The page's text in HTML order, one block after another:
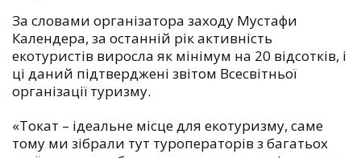
За словами організатора заходу Мустафи
Календера, за останній рік активність
екотуристів виросла як мінімум на 20 відсотків, і
ці даний підтверджені звітом Всесвітньої
організації туризму.
«Токат – ідеальне місце для екотуризму, саме
тому ми зібрали тут туроператорів з багатьох